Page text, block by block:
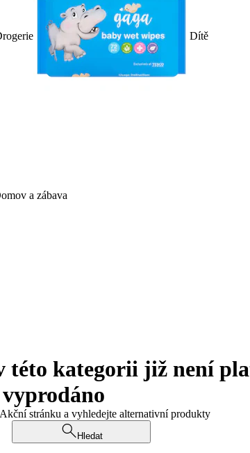
Dítě
a zábava
této kategorii již není
stránku a vyhledejte alternativní produkty
Hledat